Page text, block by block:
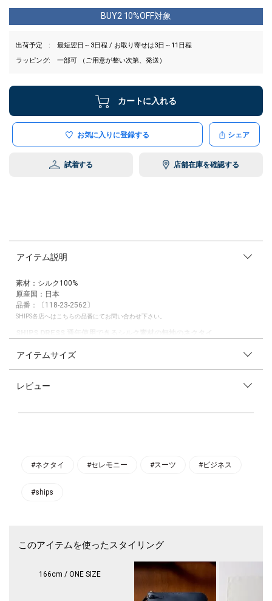
BUY2 10%OFF対象
出荷予定
最短翌日～3日程 / お取り寄せは3日～11日程
ラッピング
一部可 （ご用意が整い次第、発送）
カートに入れる
お気に入りに登録する シェア
試着する 店舗在庫を確認する
アイテム説明
素材：シルク100%
原産国：日本
品番：〔118-23-2562〕
SHIPS各店へはこちらの品番にてお問い合わせ下さい。
【素材特性/デザイン】
です。
無地のネクタイなのでお好みのスーツやシャツに合わせていただきやすく
派ドレスシャツと合わせていただくと、よりネクタイの上品な雰囲気を活
SHIPS MAG【30のフォーマルFAQ】
【注意事項】
※「たるみ糸」は、大剣の裏側にある糸のことで、ネクタイを結ぶ際、こ
の糸が動くことで力を分散させ、縫い糸とネクタイ自体の生地の破損を防
アイテムサイズ
レビュー
#ネクタイ #セレモニー #スーツ #ビジネス
#ships
このアイテムを使ったスタイリング
166cm / ONE SIZE